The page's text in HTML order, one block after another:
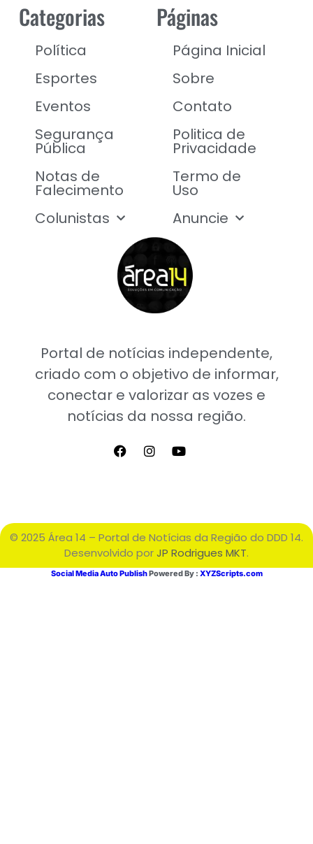
Portal de notícias independente,
criado com o objetivo de informar,
conectar e valorizar as vozes e
notícias da nossa região.
Categorias
Política
Esportes
Eventos
Segurança
Pública
Notas de
Falecimento
Colunistas
Páginas
Página Inicial
Sobre
Contato
Politica de
Privacidade
Termo de
Uso
Anuncie
© 2025 Área 14 – Portal de Notícias da Região do DDD 14.
Desenvolvido porJP Rodrigues MKT.
Social Media Auto PublishPowered By : XYZScripts.com